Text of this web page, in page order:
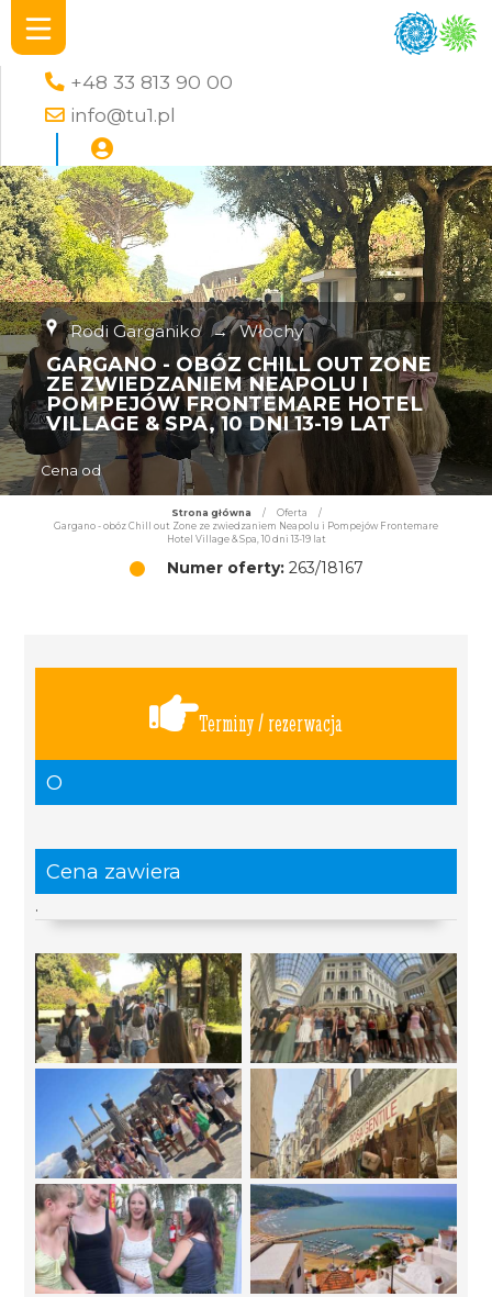
+48 33 813 90 00
info@tu1.pl
Rodi Garganiko → Włochy
GARGANO - OBÓZ CHILL OUT ZONE
ZE ZWIEDZANIEM NEAPOLU I
POMPEJÓW FRONTEMARE HOTEL
VILLAGE & SPA, 10 DNI 13-19 LAT
Cena od
Strona główna / Oferta
/
Gargano - obóz Chill out Zone ze zwiedzaniem Neapolu i Pompejów Frontemare
Hotel Village & Spa, 10 dni 13-19 lat
Numer oferty:263/18167
Terminy / rezerwacja
O
Cena zawiera
.